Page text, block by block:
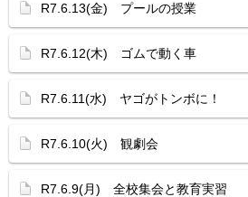
R7.6.13(金) プールの授業
R7.6.12(木) ゴムで動く車
R7.6.11(水) ヤゴがトンボに！
R7.6.10(火) 観劇会
R7.6.9(月) 全校集会と教育実習